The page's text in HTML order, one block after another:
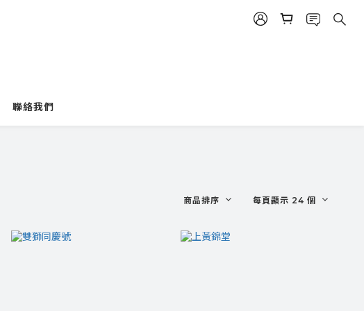
聯絡我們
商品排序 每頁顯示 24 個